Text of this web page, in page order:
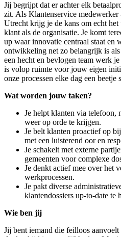
Jij begrijpt dat er achter elk
zit. Als Klantenservice
Utrecht krijg je de kans om echt
klant als de organisatie. Je komt
up waar innovatie centraal staat en
ontwikkeling net zo belangrijk is
een hecht en bevlogen team werk
is volop ruimte voor jouw eigen
onze processen elke dag een beetje
Wat worden jouw taken?
Je helpt klanten via telefoon,
weer op orde te krijgen.
Je belt klanten proactief op
met een luisterend oor en
Je schakelt met externe
gemeenten voor complexe
Je denkt actief mee over het
werkprocessen.
Je pakt diverse
klantendossiers up-to-date te
Wie ben jij
Jij bent iemand die feilloos